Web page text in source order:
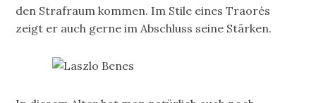
den Strafraum kommen. Im Stile eines Traorés
zeigt er auch gerne im Abschluss seine Stärken.